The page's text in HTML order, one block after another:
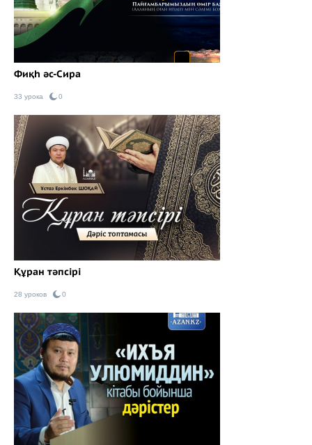
Фиқһ әс-Сира
33 урока 0
Құран тәпсірі
28 уроков 0